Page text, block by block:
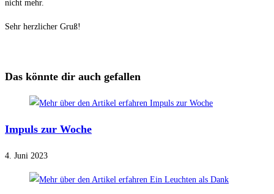
nicht mehr.
Sehr herzlicher Gruß!
Das könnte dir auch gefallen
Impuls zur Woche
4. Juni 2023